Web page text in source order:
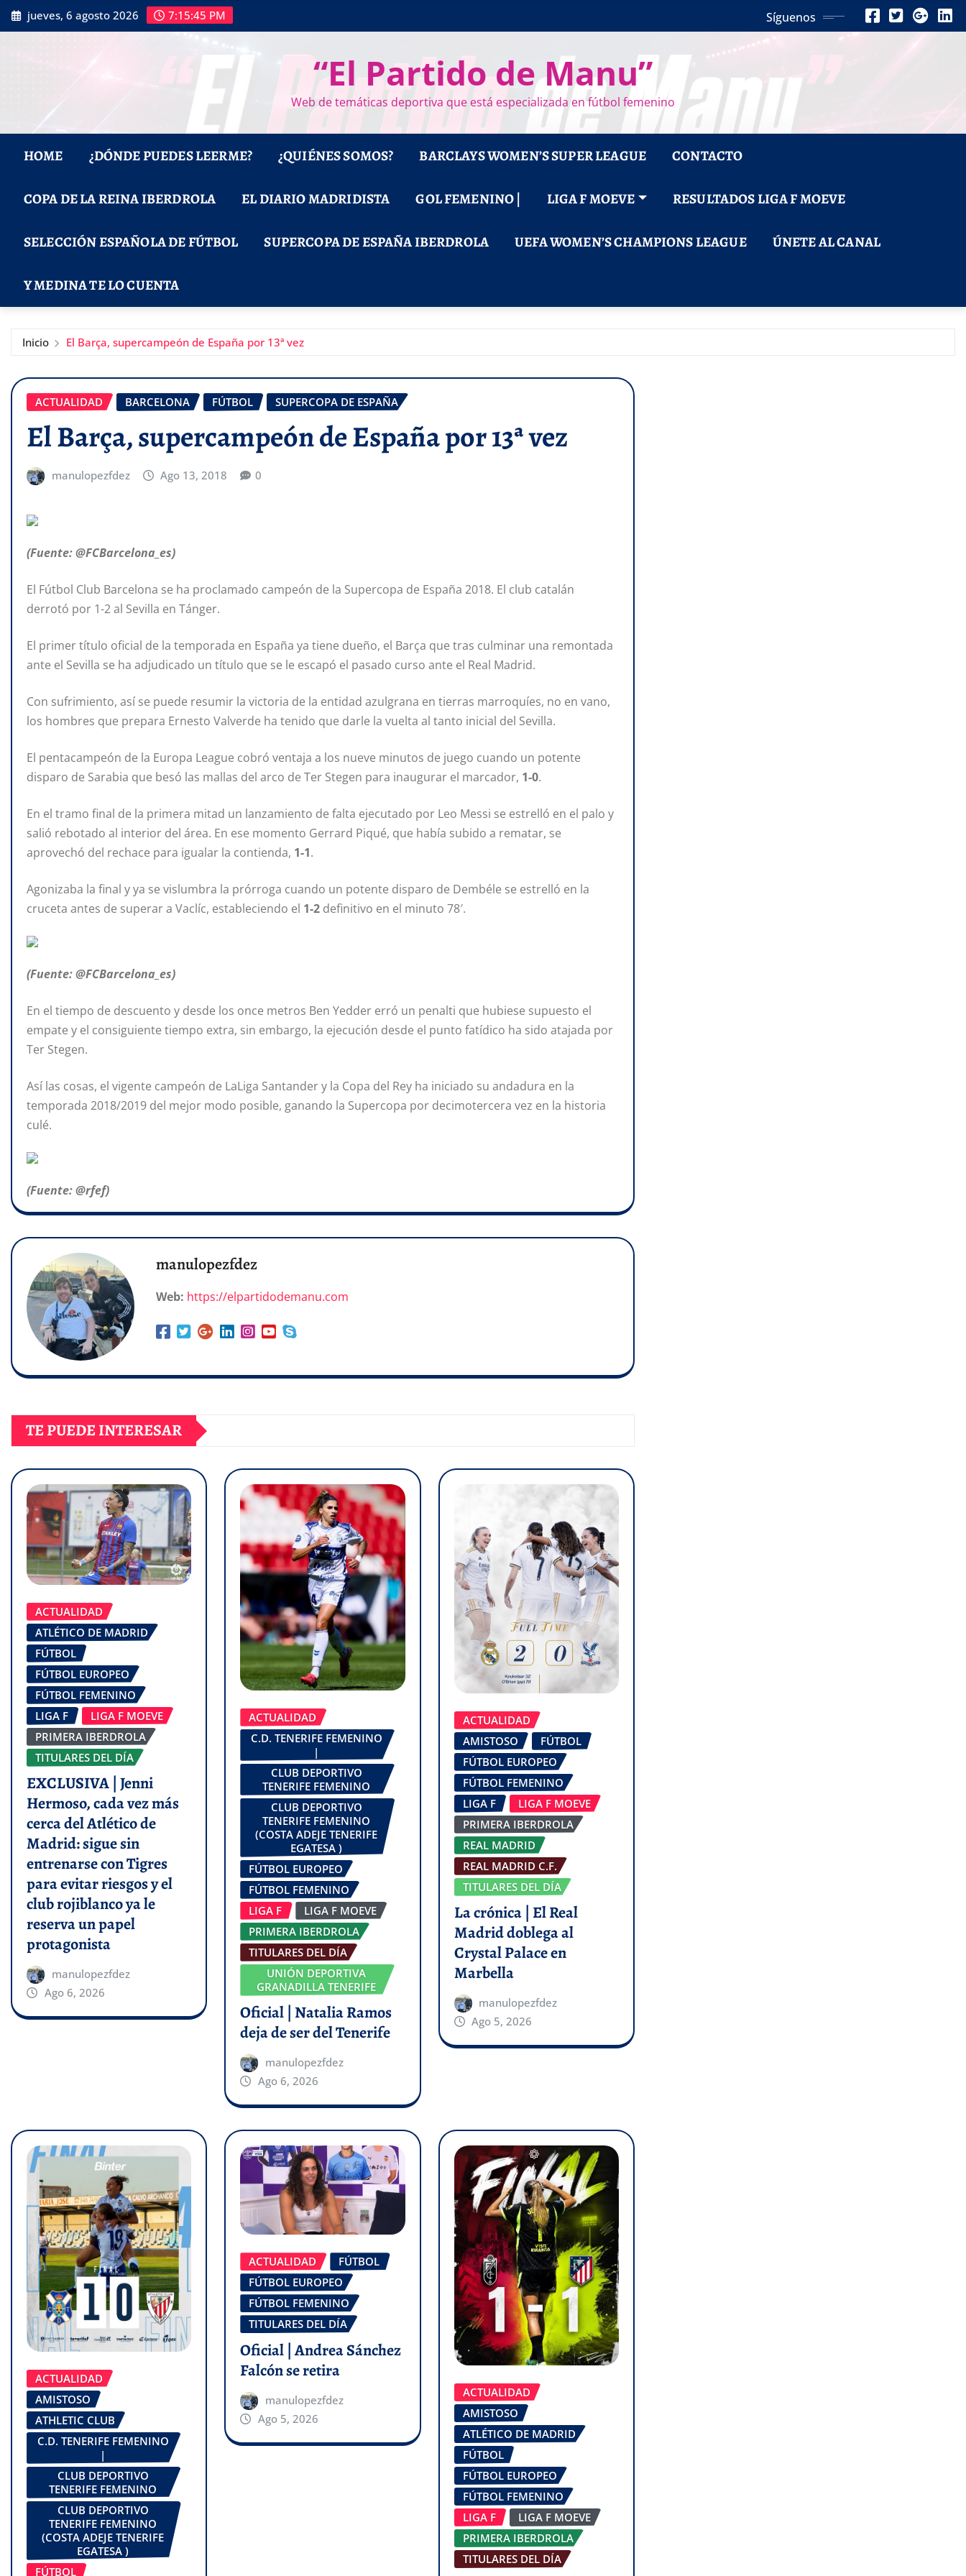
Saltar
al
jueves, 6 agosto 2026 7:15:46 PM Síguenos
“El Partido de Manu”
Web de temáticas deportiva que está especializada en fútbol femenino
HOME ¿DÓNDE PUEDES LEERME? ¿QUIÉNES SOMOS? BARCLAYS WOMEN’S SUPER LEAGUE CONTACTO
COPA DE LA REINA IBERDROLA EL DIARIO MADRIDISTA GOL FEMENINO | LIGA F MOEVE RESULTADOS LIGA F MOEVE
SELECCIÓN ESPAÑOLA DE FÚTBOL SUPERCOPA DE ESPAÑA IBERDROLA UEFA WOMEN’S CHAMPIONS LEAGUE ÚNETE AL CANAL
Y MEDINA TE LO CUENTA
Inicio El Barça, supercampeón de España por 13ª vez
ACTUALIDAD BARCELONA FÚTBOL SUPERCOPA DE ESPAÑA
El Barça, supercampeón de España por 13ª vez
manulopezfdez Ago 13, 2018 0
(Fuente: @FCBarcelona_es)
El Fútbol Club Barcelona se ha proclamado campeón de la Supercopa de España 2018. El club catalán
derrotó por 1-2 al Sevilla en Tánger.
El primer título oficial de la temporada en España ya tiene dueño, el Barça que tras culminar una remontada
ante el Sevilla se ha adjudicado un título que se le escapó el pasado curso ante el Real Madrid.
Con sufrimiento, así se puede resumir la victoria de la entidad azulgrana en tierras marroquíes, no en vano,
los hombres que prepara Ernesto Valverde ha tenido que darle la vuelta al tanto inicial del Sevilla.
El pentacampeón de la Europa League cobró ventaja a los nueve minutos de juego cuando un potente
disparo de Sarabia que besó las mallas del arco de Ter Stegen para inaugurar el marcador, 1-0.
En el tramo final de la primera mitad un lanzamiento de falta ejecutado por Leo Messi se estrelló en el palo y
salió rebotado al interior del área. En ese momento Gerrard Piqué, que había subido a rematar, se
aprovechó del rechace para igualar la contienda, 1-1.
Agonizaba la final y ya se vislumbra la prórroga cuando un potente disparo de Dembéle se estrelló en la
cruceta antes de superar a Vaclíc, estableciendo el 1-2 definitivo en el minuto 78′.
(Fuente: @FCBarcelona_es)
En el tiempo de descuento y desde los once metros Ben Yedder erró un penalti que hubiese supuesto el
empate y el consiguiente tiempo extra, sin embargo, la ejecución desde el punto fatídico ha sido atajada por
Ter Stegen.
Así las cosas, el vigente campeón de LaLiga Santander y la Copa del Rey ha iniciado su andadura en la
temporada 2018/2019 del mejor modo posible, ganando la Supercopa por decimotercera vez en la historia
culé.
(Fuente: @rfef)
manulopezfdez
Web: https://elpartidodemanu.com
TE PUEDE INTERESAR
ACTUALIDAD
ATLÉTICO DE MADRID
FÚTBOL
FÚTBOL EUROPEO
FÚTBOL FEMENINO
LIGA F
LIGA F MOEVE
PRIMERA IBERDROLA
TITULARES DEL DÍA
EXCLUSIVA | Jenni
Hermoso, cada vez más
cerca del Atlético de
Madrid: sigue sin
entrenarse con Tigres
para evitar riesgos y el
club rojiblanco ya le
reserva un papel
protagonista
manulopezfdez
Ago 6, 2026
ACTUALIDAD
C.D. TENERIFE FEMENINO
|
CLUB DEPORTIVO
TENERIFE FEMENINO
CLUB DEPORTIVO
TENERIFE FEMENINO
(COSTA ADEJE TENERIFE
EGATESA )
FÚTBOL EUROPEO
FÚTBOL FEMENINO
LIGA F
LIGA F MOEVE
PRIMERA IBERDROLA
TITULARES DEL DÍA
UNIÓN DEPORTIVA
GRANADILLA TENERIFE
Oficial | Natalia Ramos
deja de ser del Tenerife
manulopezfdez
Ago 6, 2026
ACTUALIDAD
AMISTOSO
FÚTBOL
FÚTBOL EUROPEO
FÚTBOL FEMENINO
LIGA F
LIGA F MOEVE
PRIMERA IBERDROLA
REAL MADRID
REAL MADRID C.F.
TITULARES DEL DÍA
La crónica | El Real
Madrid doblega al
Crystal Palace en
Marbella
manulopezfdez
Ago 5, 2026
ACTUALIDAD
AMISTOSO
ATHLETIC CLUB
C.D. TENERIFE FEMENINO
|
CLUB DEPORTIVO
TENERIFE FEMENINO
CLUB DEPORTIVO
TENERIFE FEMENINO
(COSTA ADEJE TENERIFE
EGATESA )
FÚTBOL
ACTUALIDAD
FÚTBOL
FÚTBOL EUROPEO
FÚTBOL FEMENINO
TITULARES DEL DÍA
Oficial | Andrea Sánchez
Falcón se retira
manulopezfdez
Ago 5, 2026
ACTUALIDAD
AMISTOSO
ATLÉTICO DE MADRID
FÚTBOL
FÚTBOL EUROPEO
FÚTBOL FEMENINO
LIGA F
LIGA F MOEVE
PRIMERA IBERDROLA
TITULARES DEL DÍA